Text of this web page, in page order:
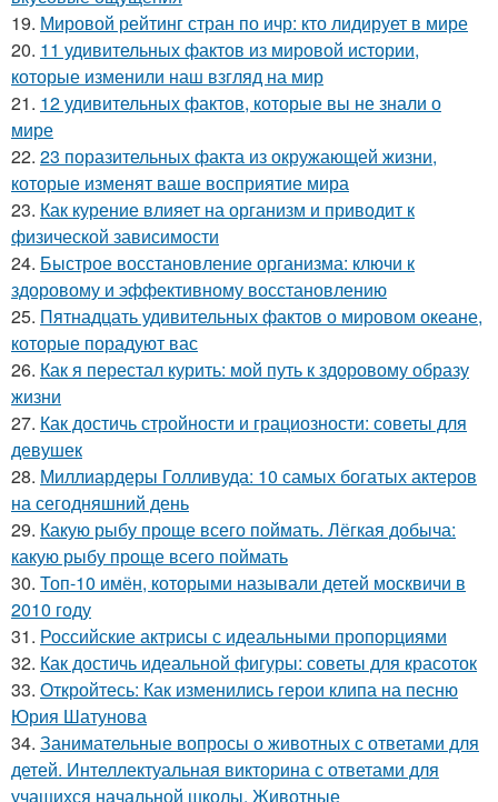
19. Мировой рейтинг стран по ичр: кто лидирует в мире
20. 11 удивительных фактов из мировой истории,
которые изменили наш взгляд на мир
21. 12 удивительных фактов, которые вы не знали о
мире
22. 23 поразительных факта из окружающей жизни,
которые изменят ваше восприятие мира
23. Как курение влияет на организм и приводит к
физической зависимости
24. Быстрое восстановление организма: ключи к
здоровому и эффективному восстановлению
25. Пятнадцать удивительных фактов о мировом океане,
которые порадуют вас
26. Как я перестал курить: мой путь к здоровому образу
жизни
27. Как достичь стройности и грациозности: советы для
девушек
28. Миллиардеры Голливуда: 10 самых богатых актеров
на сегодняшний день
29. Какую рыбу проще всего поймать. Лёгкая добыча:
какую рыбу проще всего поймать
30. Топ-10 имён, которыми называли детей москвичи в
2010 году
31. Российские актрисы с идеальными пропорциями
32. Как достичь идеальной фигуры: советы для красоток
33. Откройтесь: Как изменились герои клипа на песню
Юрия Шатунова
34. Занимательные вопросы о животных с ответами для
детей. Интеллектуальная викторина с ответами для
учащихся начальной школы. Животные